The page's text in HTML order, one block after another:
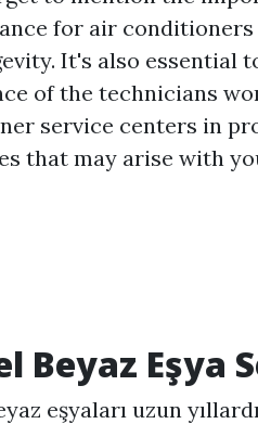
for air
It's also essential
of the technicians
service centers in
that may arise with
Beyaz Eşya
eşyaları uzun